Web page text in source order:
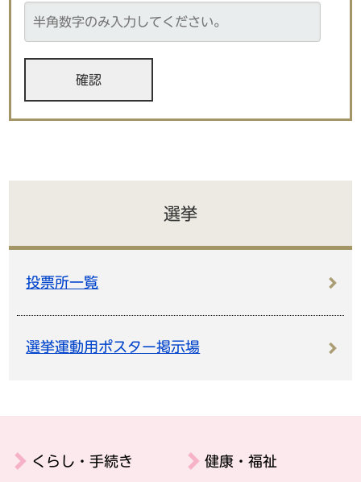
選挙
投票所一覧
選挙運動用ポスター掲示場
くらし・手続き 健康・福祉